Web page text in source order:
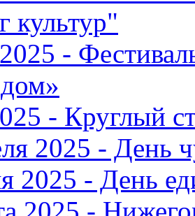
культур"
-
- Круглый
2025 - День
2025 - День